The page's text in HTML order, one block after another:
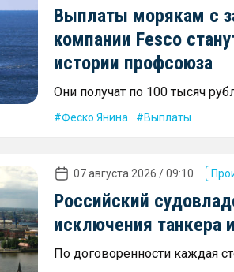
Выплаты морякам с
компании Fesco
истории профсоюза
Они получат по 100 тысяч
Феско Янина Выплаты
07 августа 2026 / 09:10
Российский
исключения танкера
По договоренности каждая